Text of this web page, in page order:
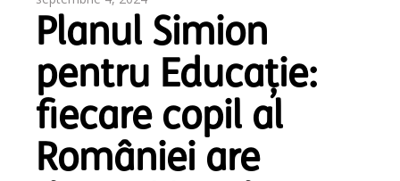
Planul Simion
pentru Educație:
fiecare copil al
României are